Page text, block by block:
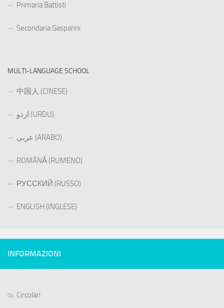
Primaria Battisti
Secondaria Gasparini
MULTI-LANGUAGE SCHOOL
中国人 (CINESE)
اردو (URDU)
عربي (ARABO)
ROMÂNĂ (RUMENO)
РУССКИЙ (RUSSO)
ENGLISH (INGLESE)
INFORMAZIONI
Circolari